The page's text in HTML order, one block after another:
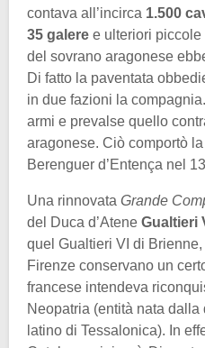
contava all’incirca 1.500
35 galere e ulteriori
del sovrano aragonese
Di fatto la paventata
in due fazioni la
armi e prevalse quello
aragonese. Ciò comportò
Berenguer d’Entença nel
Una rinnovata Grande
del Duca d’Atene Gualtieri
quel Gualtieri VI di Brienne,
Firenze conservano un
francese intendeva
Neopatria (entità nata
latino di Tessalonica). In